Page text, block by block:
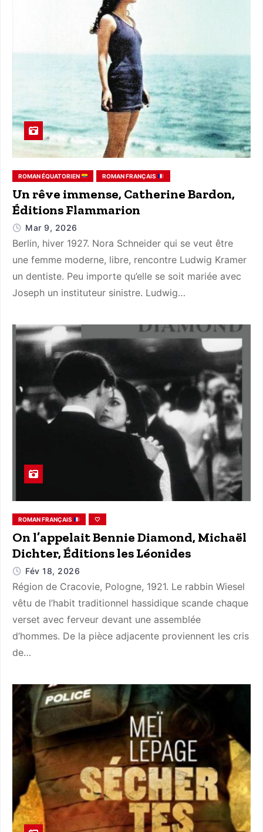
ROMAN ÉQUATORIEN ROMAN FRANÇAIS
Un rêve immense, Catherine Bardon,
Éditions Flammarion
Mar 9, 2026
Berlin, hiver 1927. Nora Schneider qui se veut être
une femme moderne, libre, rencontre Ludwig Kramer
un dentiste. Peu importe qu’elle se soit mariée avec
Joseph un instituteur sinistre. Ludwig…
ROMAN FRANÇAIS 🤍
On l’appelait Bennie Diamond, Michaël
Dichter, Éditions les Léonides
Fév 18, 2026
Région de Cracovie, Pologne, 1921. Le rabbin Wiesel
vêtu de l’habit traditionnel hassidique scande chaque
verset avec ferveur devant une assemblée
d’hommes. De la pièce adjacente proviennent les cris
de…